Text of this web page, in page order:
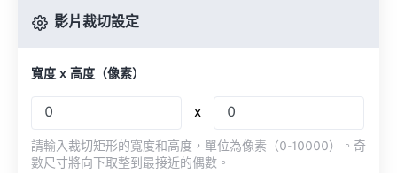
影片裁切設定
寬度 x 高度（像素）
x
請輸入裁切矩形的寬度和高度，單位為像素（0-10000）。奇
數尺寸將向下取整到最接近的偶數。